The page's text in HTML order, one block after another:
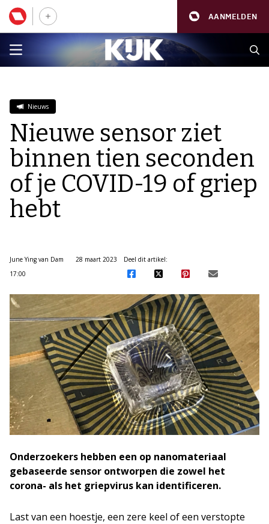
AANMELDEN
Nieuws
Nieuwe sensor ziet
binnen tien seconden
of je COVID-19 of griep
hebt
June Ying van Dam
28 maart 2023
17:00
Deel dit artikel:
Onderzoekers hebben een op nanomateriaal
gebaseerde sensor ontworpen die zowel het
corona- als het griepvirus kan identificeren.
Last van een hoestje, een zere keel of een verstopte